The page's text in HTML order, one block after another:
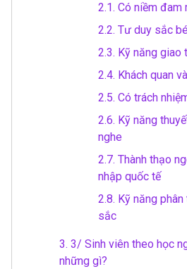
2.1. Có niềm đam
2.2. Tư duy sắc
2.3. Kỹ năng giao
2.4. Khách quan
2.5. Có trách
2.6. Kỹ năng
nghe
2.7. Thành thạo
nhập quốc tế
2.8. Kỹ năng
sắc
3. 3/ Sinh viên theo học
những gì?